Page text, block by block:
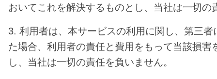
おいてこれを解決するものとし、当社は一切の
3. 利用者は、本サービスの利用に関し、第三
た場合、利用者の責任と費用をもって当該損害
し、当社は一切の責任を負いません。